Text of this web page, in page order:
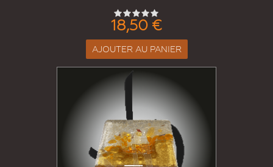
18,50 €
AJOUTER AU PANIER